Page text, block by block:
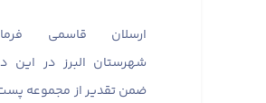
ارسلان قاسمی
شهرستان البرز در این
ضمن تقدیر از مجموعه